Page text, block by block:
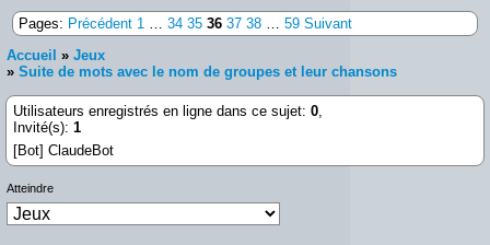
Pages: Précédent 1 34 35 36 37 38 59 Suivant
Accueil » Jeux
» Suite de mots avec le nom de groupes et leur chansons
Utilisateurs enregistrés en ligne dans ce sujet: 0
Invité(s): 1
[Bot] ClaudeBot
Atteindre